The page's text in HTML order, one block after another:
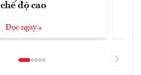
chế độ cao
Đọc ngay